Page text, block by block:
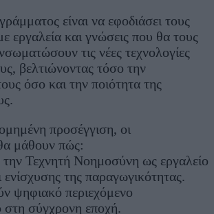
είναι να εφοδιάσει τους
εργαλεία και γνώσεις που θα τους
τις νέες τεχνολογίες
βελτιώνοντας τόσο την
όσο και την ποιότητα της
προσέγγιση, οι
μάθουν πώς:
την Τεχνητή Νοημοσύνη ως εργαλείο
ενίσχυσης της παραγωγικότητας.
ψηφιακό περιεχόμενο
σύγχρονη εποχή.